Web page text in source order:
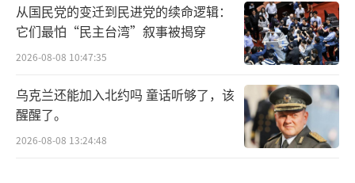
从国民党的变迁到民进党的续命逻辑：
它们最怕“民主台湾”叙事被揭穿
2026-08-08 10:47:35
乌克兰还能加入北约吗 童话听够了，该
醒醒了。
2026-08-08 13:24:48